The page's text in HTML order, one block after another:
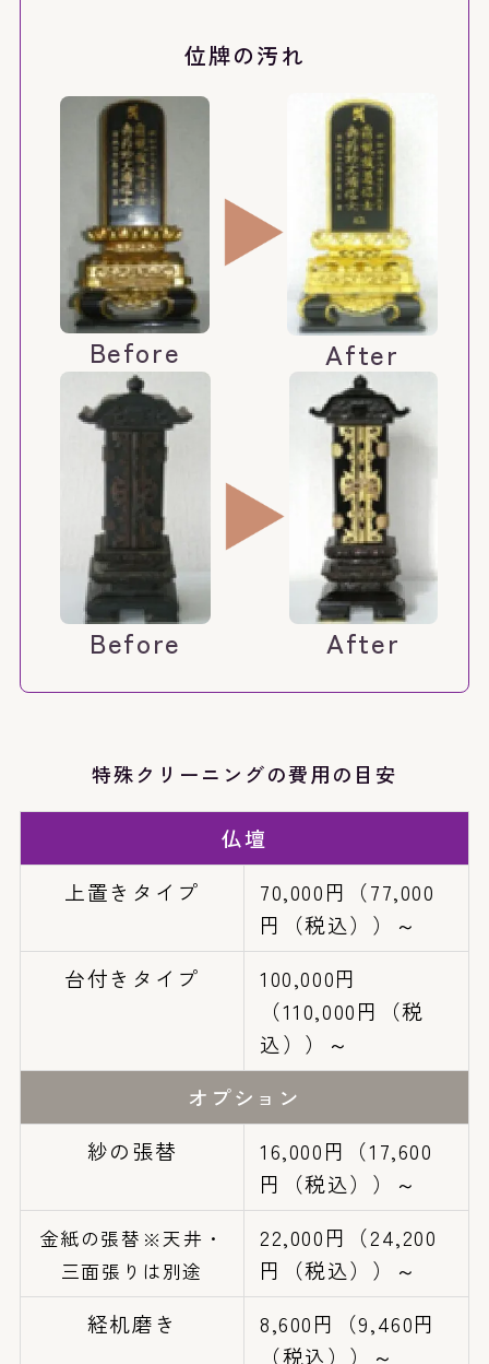
位牌の汚れ
Before After
Before After
特殊クリーニングの費用の目安
仏壇
上置きタイプ
70,000円（77,000
円（税込））～
台付きタイプ
100,000円
（110,000円（税
込））～
オプション
紗の張替
16,000円（17,600
円（税込））～
金紙の張替※天井・
三面張りは別途
22,000円（24,200
円（税込））～
経机磨き
8,600円（9,460円
（税込））～